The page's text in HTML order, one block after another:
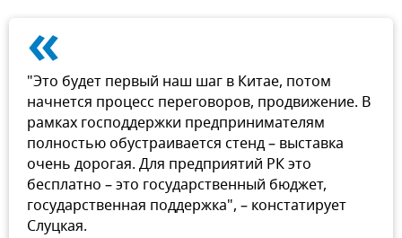
«
"Это будет первый наш шаг в Китае, потом
начнется процесс переговоров, продвижение. В
рамках господдержки предпринимателям
полностью обустраивается стенд – выставка
очень дорогая. Для предприятий РК это
бесплатно – это государственный бюджет,
государственная поддержка", – констатирует
Слуцкая.